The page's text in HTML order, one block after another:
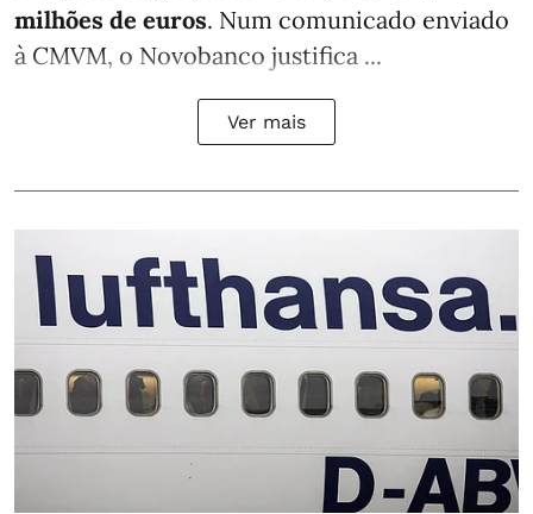
milhões de euros. Num comunicado enviado
à CMVM, o Novobanco justifica ...
Ver mais